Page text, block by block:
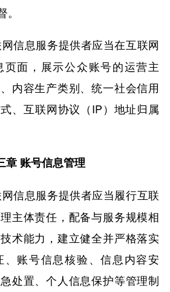
信息服务提供者应当在互联网
页面，展示公众账号的运营主
内容生产类别、统一社会信用
、互联网协议（IP）地址归属
章 账号信息管理
信息服务提供者应当履行互联
主体责任，配备与服务规模相
术能力，建立健全并严格落实
账号信息核验、信息内容安
处置、个人信息保护等管理制